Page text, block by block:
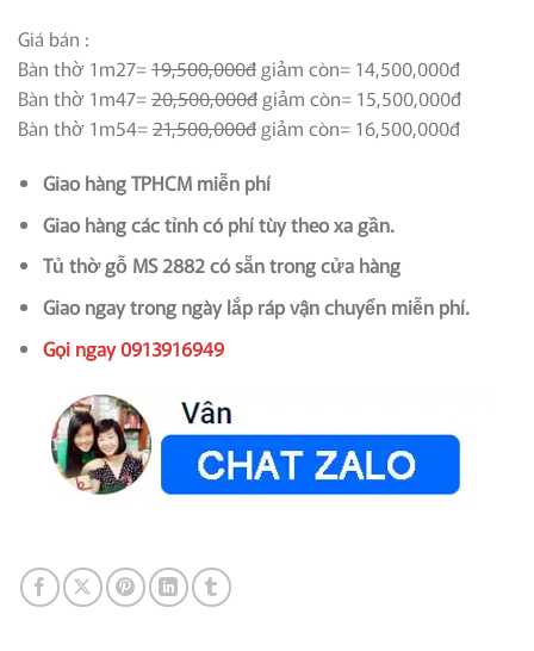
Giá bán :
Bàn thờ 1m27=19,500,000đ giảm còn= 14,500,000đ
Bàn thờ 1m47=20,500,000đ giảm còn= 15,500,000đ
Bàn thờ 1m54=21,500,000đ giảm còn= 16,500,000đ
Giao hàng TPHCM miễn phí
Giao hàng các tỉnh có phí tùy theo xa gần.
Tủ thờ gỗ MS 2882 có sẵn trong cửa hàng
Giao ngay trong ngày lắp ráp vận chuyển miễn phí.
Gọi ngay 0913916949